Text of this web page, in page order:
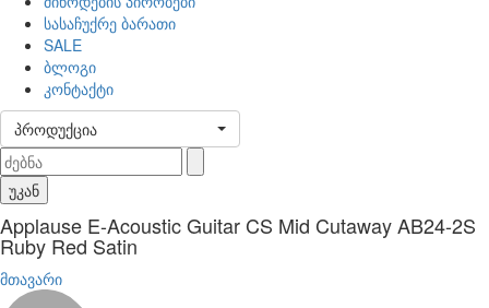
სასაჩუქრე ბარათი
SALE
ბლოგი
კონტაქტი
პროდუქცია
უკან
Applause E-Acoustic Guitar CS Mid Cutaway AB24-2S
Ruby Red Satin
მთავარი